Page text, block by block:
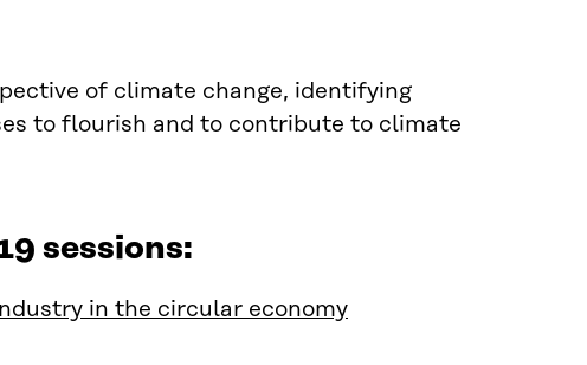
of climate change, identifying
to flourish and to contribute to climate
sessions:
in the circular economy